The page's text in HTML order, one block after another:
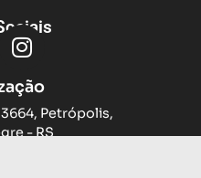
Petrópolis,
- RS